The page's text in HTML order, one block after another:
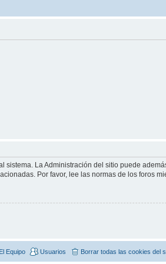
sistema. La Administración del sitio puede
Por favor, lee las normas de los foros
Borrar todas las cookies del
Usuarios
El Equipo